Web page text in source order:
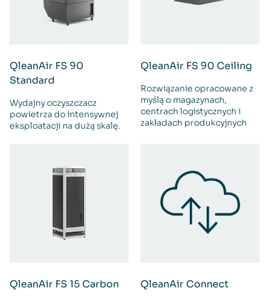
QleanAir FS 90
Standard
Wydajny oczyszczacz
powietrza do intensywnej
eksploatacji na dużą skalę.
QleanAir FS 90 Ceiling
Rozwiązanie opracowane z
myślą o magazynach,
centrach logistycznych i
zakładach produkcyjnych
QleanAir FS 15 Carbon QleanAir Connect